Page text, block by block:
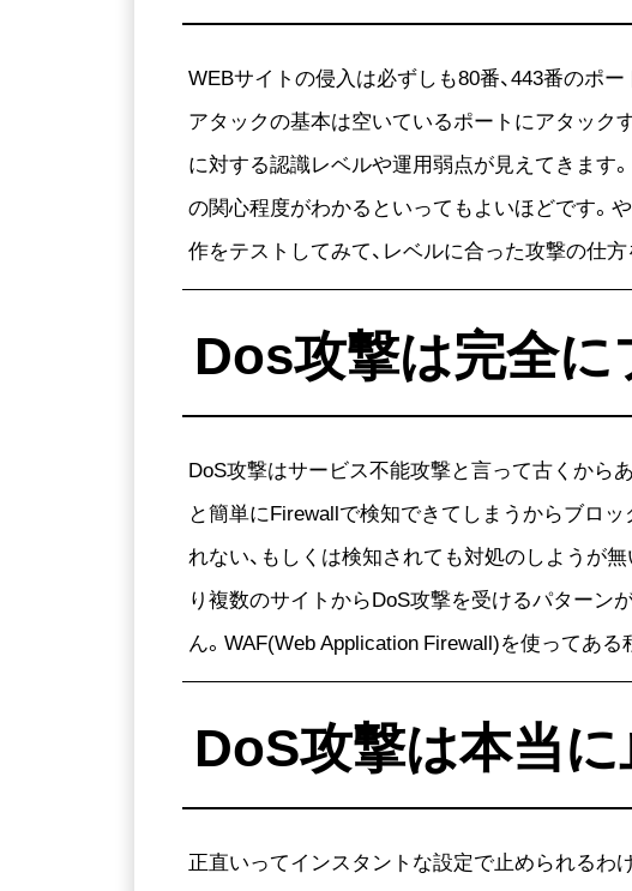
WEBサイトの侵入は必ずしも80番、443番のポ
アタックの基本は空いているポートにアタック
に対する認識レベルや運用弱点が見えてきます
の関心程度がわかるといってもよいほどです。
作をテストしてみて、レベルに合った攻撃の仕方
Dos攻撃は完全
DoS攻撃はサービス不能攻撃と言って古くから
と簡単にFirewallで検知できてしまうからブロ
れない、もしくは検知されても対処のしようが
り複数のサイトからDoS攻撃を受けるパターン
ん。WAF(Web Application Firewall)を使ってあ
DoS攻撃は本当
正直いってインスタントな設定で止められるわ